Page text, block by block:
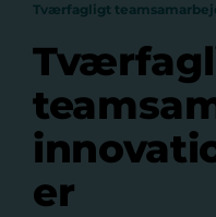
Tværfagligt
er